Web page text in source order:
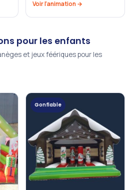
Voir l'animation →
pour les enfants
et jeux féériques pour les
Gonflable